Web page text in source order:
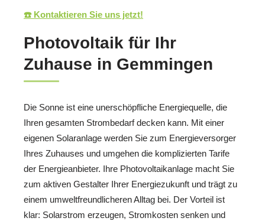
☎️ Kontaktieren Sie uns jetzt!
Photovoltaik für Ihr
Zuhause in Gemmingen
Die Sonne ist eine unerschöpfliche Energiequelle, die
Ihren gesamten Strombedarf decken kann. Mit einer
eigenen Solaranlage werden Sie zum Energieversorger
Ihres Zuhauses und umgehen die komplizierten Tarife
der Energieanbieter. Ihre Photovoltaikanlage macht Sie
zum aktiven Gestalter Ihrer Energiezukunft und trägt zu
einem umweltfreundlicheren Alltag bei. Der Vorteil ist
klar: Solarstrom erzeugen, Stromkosten senken und